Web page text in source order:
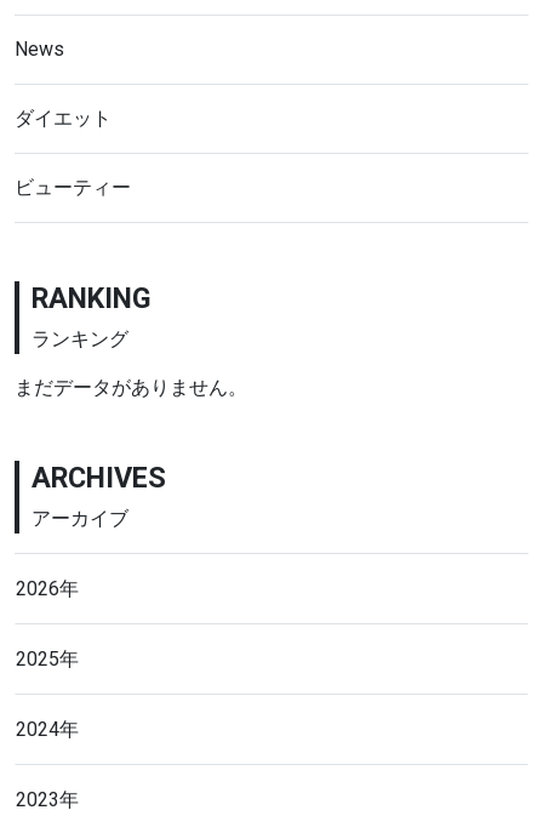
News
ダイエット
ビューティー
RANKING
ランキング
まだデータがありません。
ARCHIVES
アーカイブ
2026年
2025年
2024年
2023年